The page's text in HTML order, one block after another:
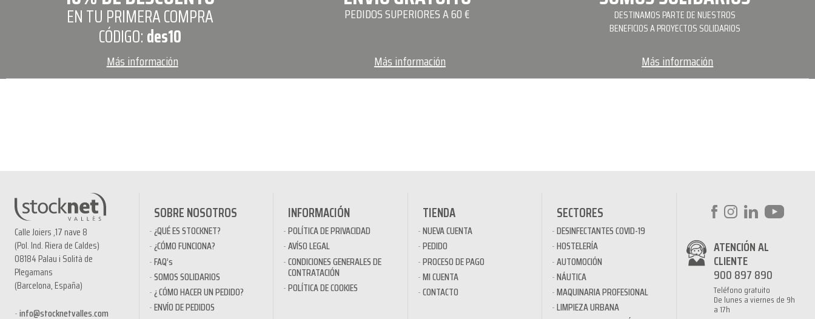
EN TU PRIMERA COMPRA
CÓDIGO:des10
Más información
PEDIDOS SUPERIORES A 60 €
Más información
DESTINAMOS PARTE DE NUESTROS
BENEFICIOS A PROYECTOS SOLIDARIOS
Más información
Calle Joiers ,17 nave 8
(Pol. Ind. Riera de Caldes)
08184 Palau i Solità de
Plegamans
(Barcelona, España)
info@stocknetvalles.com
SOBRE NOSOTROS
¿QUÉ ES STOCKNET?
¿CÓMO FUNCIONA?
FAQ’s
SOMOS SOLIDARIOS
¿ CÓMO HACER UN PEDIDO?
ENVÍO DE PEDIDOS
INFORMACIÓN
POLÍTICA DE PRIVACIDAD
AVÍSO LEGAL
CONDICIONES GENERALES DE
CONTRATACIÓN
POLÍTICA DE COOKIES
TIENDA
NUEVA CUENTA
PEDIDO
PROCESO DE PAGO
MI CUENTA
CONTACTO
SECTORES
DESINFECTANTES COVID-19
HOSTELERÍA
AUTOMOCIÓN
NÁUTICA
MAQUINARIA PROFESIONAL
LIMPIEZA URBANA
ATENCIÓN AL
CLIENTE
900 897 890
Teléfono gratuito
De lunes a viernes de 9h
a 17h